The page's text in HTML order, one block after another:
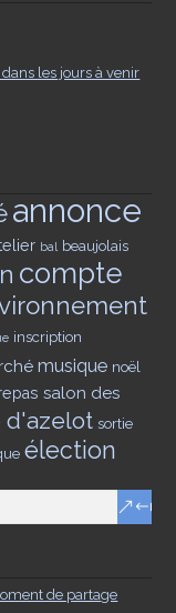
les jours à venir
annonce
bal beaujolais
compte
inscription
musique noël
salon des
d'azelot sortie
élection
de partage